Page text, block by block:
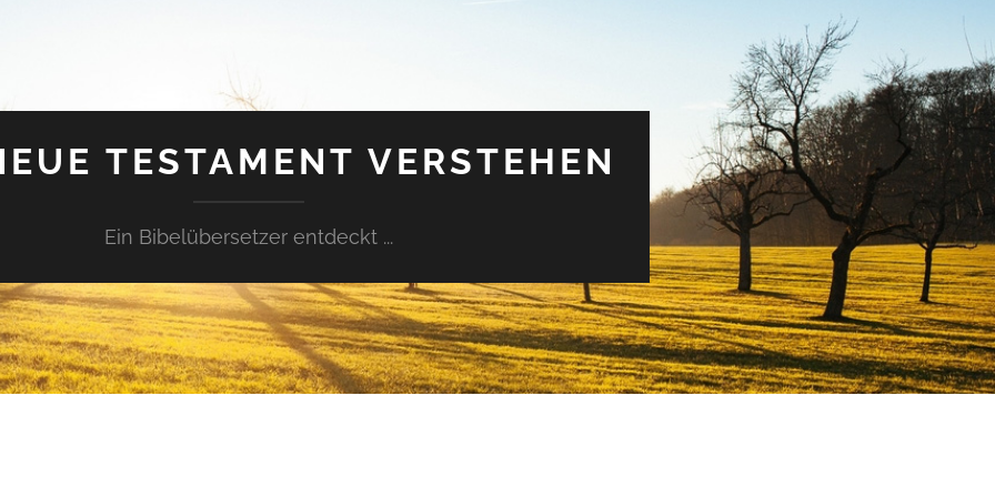
TESTAMENT VERSTEHEN
Ein Bibelübersetzer entdeckt ...